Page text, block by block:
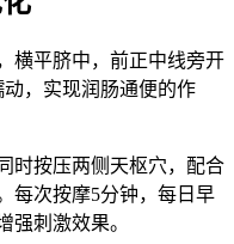
横平脐中，前正中线旁开
，实现润肠通便的作
时按压两侧天枢穴，配合
每次按摩5分钟，每日早
强刺激效果。